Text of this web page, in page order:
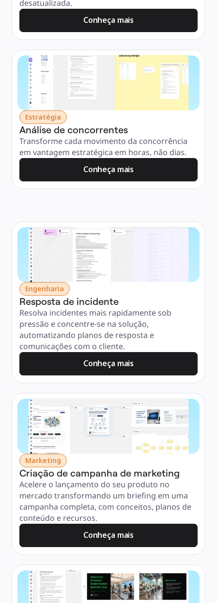
desatualizada.
Conheça mais
Estratégia
Análise de concorrentes
Transforme cada movimento da concorrência
em vantagem estratégica em horas, não dias.
Conheça mais
Engenharia
Resposta de incidente
Resolva incidentes mais rapidamente sob
pressão e concentre-se na solução,
automatizando planos de resposta e
comunicações com o cliente.
Conheça mais
Marketing
Criação de campanha de marketing
Acelere o lançamento do seu produto no
mercado transformando um briefing em uma
campanha completa, com conceitos, planos de
conteúdo e recursos.
Conheça mais